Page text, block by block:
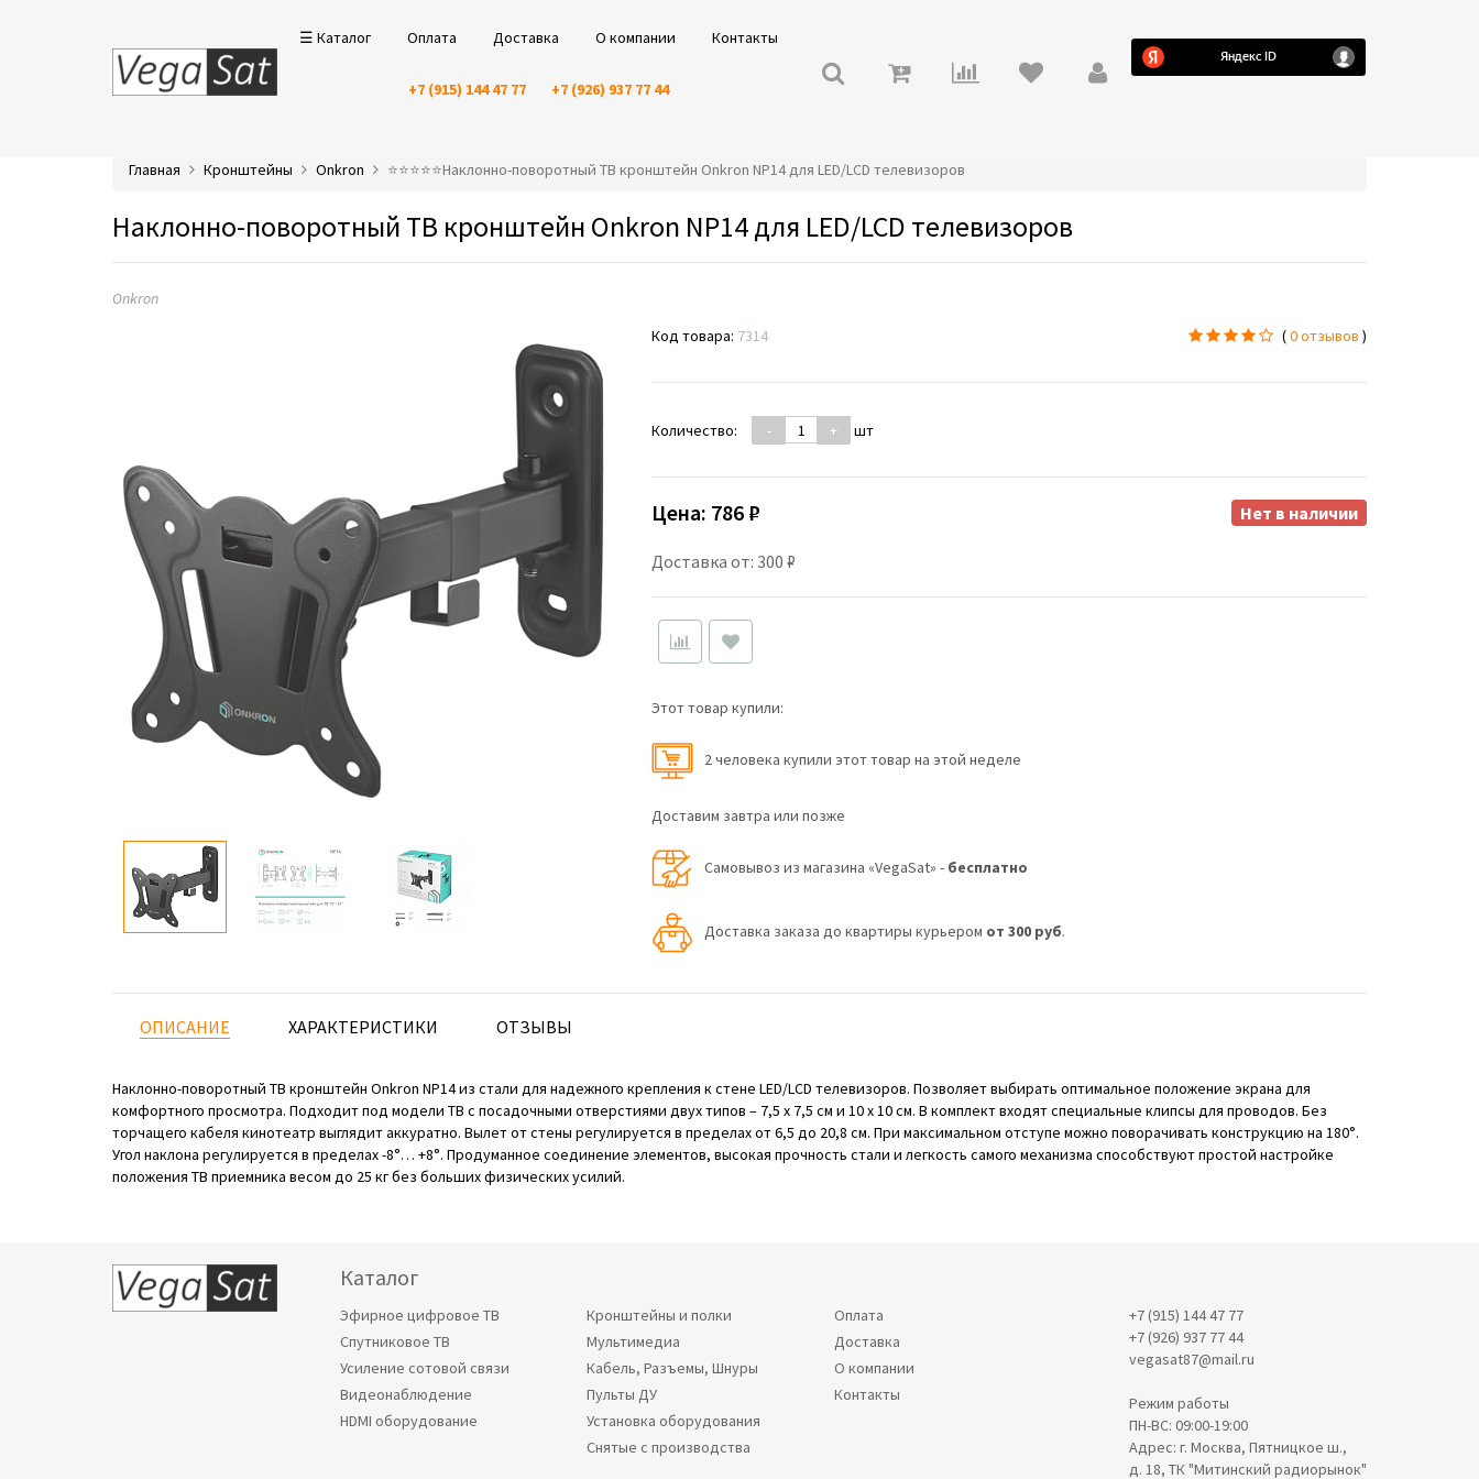
☰ Каталог Оплата Доставка О компании Контакты
+7 (915) 144 47 77 +7 (926) 937 77 44
Главная Кронштейны Onkron ⭐️⭐️⭐️⭐️⭐️Наклонно-поворотный ТВ кронштейн Onkron NP14 для LED/LCD телевизоров
Наклонно-поворотный ТВ кронштейн Onkron NP14 для LED/LCD телевизоров
Onkron
Код товара: 7314 (0 отзывов )
Количество: - + шт
Цена: 786 ₽
Доставка от: 300 ₽
Нет в наличии
Этот товар купили:
2 человекa купили этот товар на этой неделе
Доставим завтра или позже
Самовывоз из магазина «VegaSat» - бесплатно
Доставка заказа до квартиры курьером от 300 руб.
ОПИСАНИЕ ХАРАКТЕРИСТИКИ ОТЗЫВЫ
Наклонно-поворотный ТВ кронштейн Onkron NP14 из стали для надежного крепления к стене LED/LCD телевизоров. Позволяет выбирать оптимальное положение экрана для
комфортного просмотра. Подходит под модели ТВ с посадочными отверстиями двух типов – 7,5 х 7,5 см и 10 х 10 см. В комплект входят специальные клипсы для проводов. Без
торчащего кабеля кинотеатр выглядит аккуратно. Вылет от стены регулируется в пределах от 6,5 до 20,8 см. При максимальном отступе можно поворачивать конструкцию на 180°.
Угол наклона регулируется в пределах -8°… +8°. Продуманное соединение элементов, высокая прочность стали и легкость самого механизма способствуют простой настройке
положения ТВ приемника весом до 25 кг без больших физических усилий.
Каталог
Эфирное цифровое ТВ
Спутниковое ТВ
Усиление сотовой связи
Видеонаблюдение
HDMI оборудование
Кронштейны и полки
Мультимедиа
Кабель, Разъемы, Шнуры
Пульты ДУ
Установка оборудования
Снятые с производства
Оплата
Доставка
О компании
Контакты
+7 (915) 144 47 77
+7 (926) 937 77 44
vegasat87@mail.ru
Режим работы
ПН-ВС: 09:00-19:00
Адрес: г. Москва, Пятницкое ш.,
д. 18, ТК "Митинский радиорынок"